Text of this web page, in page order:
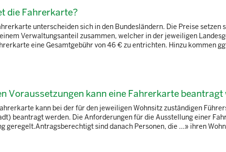
die Fahrerkarte?
unterscheiden sich in den Bundesländern. Die Preise
Verwaltungsanteil zusammen, welcher in der jeweiligen
eine Gesamtgebühr von 46 € zu entrichten. Hinzu kommen
Voraussetzungen kann eine Fahrerkarte beantragt
kann bei der für den jeweiligen Wohnsitz zuständigen
beantragt werden. Die Anforderungen für die Ausstellung einer
geregelt.Antragsberechtigt sind danach Personen, die ...» ihren